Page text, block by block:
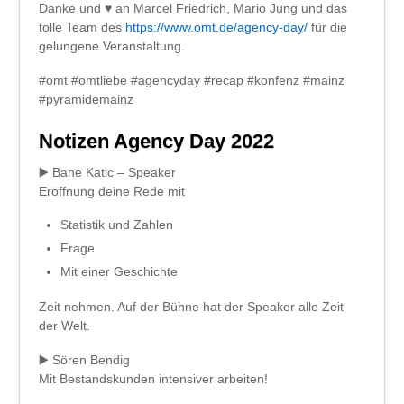
Danke und ♥️ an Marcel Friedrich, Mario Jung und das
tolle Team des https://www.omt.de/agency-day/für die
gelungene Veranstaltung.
#omt #omtliebe #agencyday #recap #konfenz #mainz
#pyramidemainz
Notizen Agency Day 2022
▶️ Bane Katic – Speaker
Eröffnung deine Rede mit
Statistik und Zahlen
Frage
Mit einer Geschichte
Zeit nehmen. Auf der Bühne hat der Speaker alle Zeit
der Welt.
▶️ Sören Bendig
Mit Bestandskunden intensiver arbeiten!